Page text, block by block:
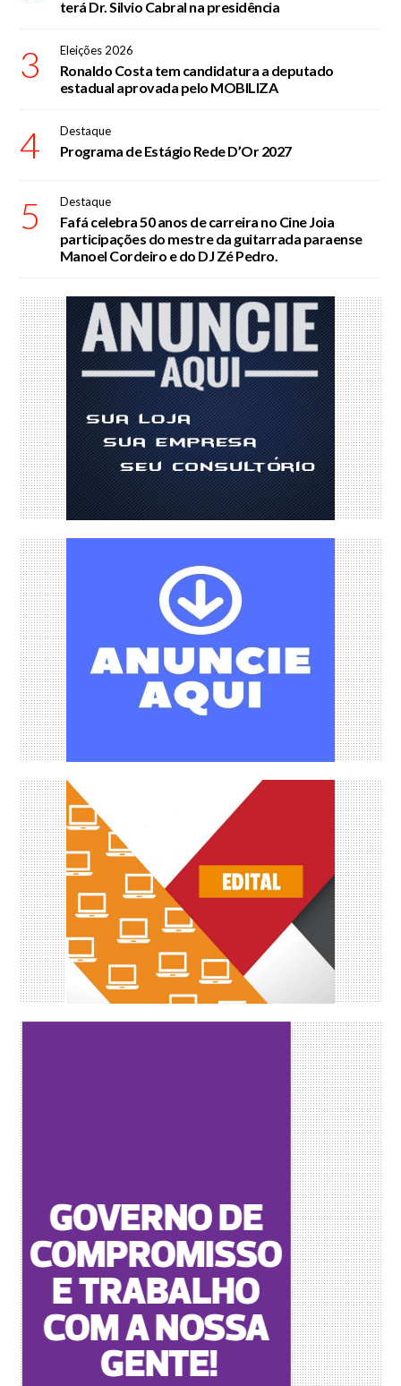
terá Dr. Silvio Cabral na presidência
3 Eleições 2026
Ronaldo Costa tem candidatura a deputado
estadual aprovada pelo MOBILIZA
4 Destaque
Programa de Estágio Rede D’Or 2027
5 Destaque
Fafá celebra 50 anos de carreira no Cine Joia
participações do mestre da guitarrada paraense
Manoel Cordeiro e do DJ Zé Pedro.